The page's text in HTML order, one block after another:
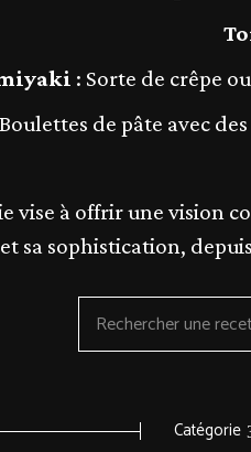
: Sorte de crêpe
de pâte avec
vise à offrir une vision
sa sophistication,
a
Catégorie